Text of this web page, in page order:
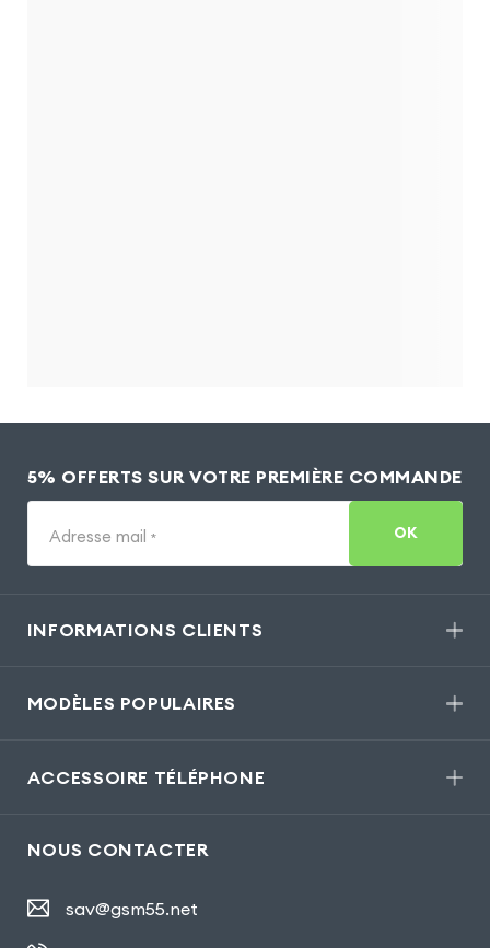
5% OFFERTS SUR VOTRE PREMIÈRE COMMANDE
Adresse mail * OK
INFORMATIONS CLIENTS
MODÈLES POPULAIRES
ACCESSOIRE TÉLÉPHONE
NOUS CONTACTER
sav@gsm55.net